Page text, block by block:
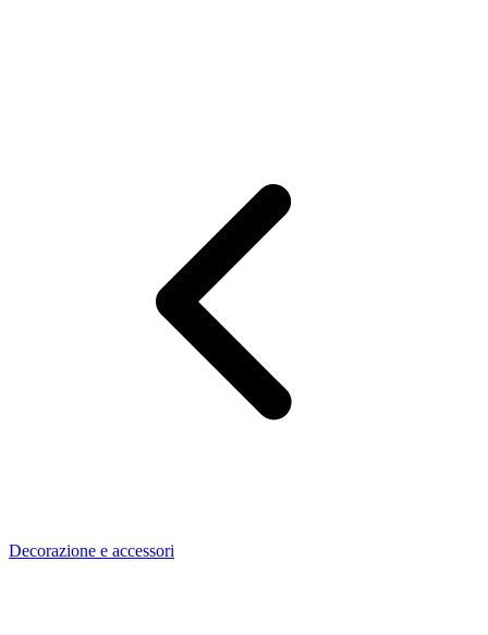
Decorazione e accessori